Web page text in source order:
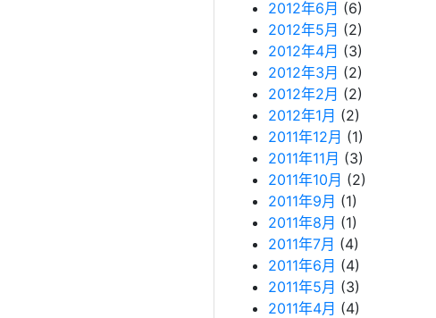
2012年6月 (6)
2012年5月 (2)
2012年4月 (3)
2012年3月 (2)
2012年2月 (2)
2012年1月 (2)
2011年12月 (1)
2011年11月 (3)
2011年10月 (2)
2011年9月 (1)
2011年8月 (1)
2011年7月 (4)
2011年6月 (4)
2011年5月 (3)
2011年4月 (4)